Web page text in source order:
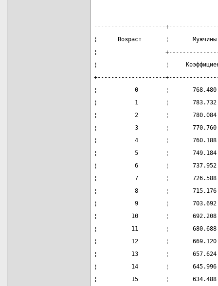
---------------------
¦      Возраст       ¦
¦
¦                    ¦
+--------------------
¦           0        ¦
¦           1        ¦
¦           2        ¦
¦           3        ¦
¦           4        ¦
¦           5        ¦
¦           6        ¦
¦           7        ¦
¦           8        ¦
¦           9        ¦
¦          10        ¦
¦          11        ¦
¦          12        ¦
¦          13        ¦
¦          14        ¦
¦          15        ¦